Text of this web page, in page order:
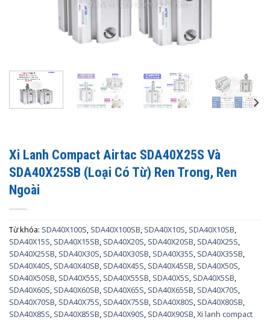
Xi Lanh Compact Airtac SDA40X25S Và
SDA40X25SB (Loại Có Từ) Ren Trong, Ren
Ngoài
Từ khóa: SDA40X100S, SDA40X100SB, SDA40X10S, SDA40X10SB,
SDA40X15S, SDA40X15SB, SDA40X20S, SDA40X20SB, SDA40X25S,
SDA40X25SB, SDA40X30S, SDA40X30SB, SDA40X35S, SDA40X35SB,
SDA40X40S, SDA40X40SB, SDA40X45S, SDA40X45SB, SDA40X50S,
SDA40X50SB, SDA40X55S, SDA40X55SB, SDA40X5S, SDA40X5SB,
SDA40X60S, SDA40X60SB, SDA40X65S, SDA40X65SB, SDA40X70S,
SDA40X70SB, SDA40X75S, SDA40X75SB, SDA40X80S, SDA40X80SB,
SDA40X85S, SDA40X85SB, SDA40X90S, SDA40X90SB,Xi lanh compact